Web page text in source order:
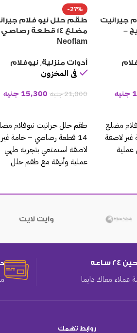
جيرانيت
–
جنيه
مضلع
غير لاصقة
-27%
طقم حلل نيو فلام
مضلع 14 قطعة
Neoflam
أدوات منزلية, نيوفلام
فى المخزون
21,000جنيه 15,300 جنيه
طقم حلل جرانيت نيوفلام
14 قطعة رصاصي – خامة غير
لاصقة استمتعي بتجربة طهي
عملية وأنيقة مع طقم حلل
وايت لايت
ساعه
عملاء معاك دايما
روابط تهمك